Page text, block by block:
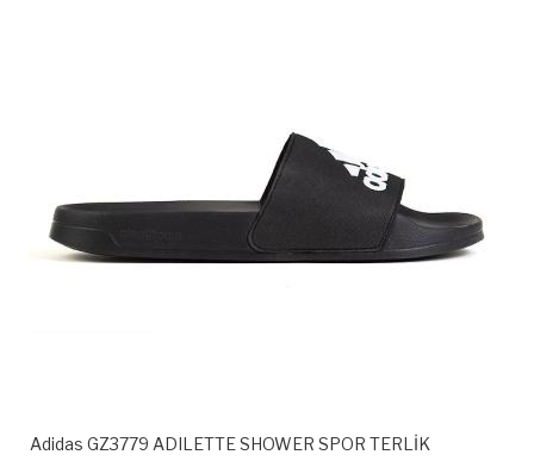
Adidas GZ3779 ADILETTE SHOWER SPOR TERLİK